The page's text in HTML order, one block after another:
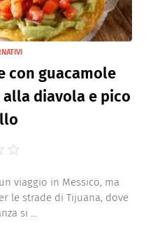
con guacamole
diavola e pico
viaggio in Messico, ma
le strade di Tijuana, dove
si ...